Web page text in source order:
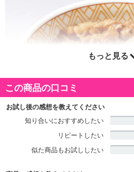
もっと見る
この商品の口コミ
お試し後の感想を教えてください
知り合いにおすすめしたい
リピートしたい
似た商品もお試ししたい